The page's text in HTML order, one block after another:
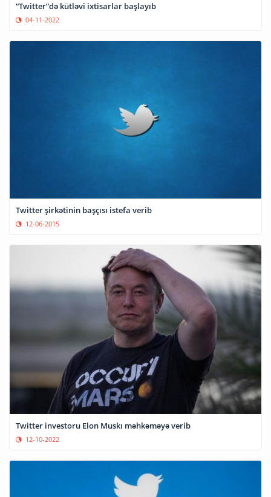
“Twitter”də kütləvi ixtisarlar başlayıb
04-11-2022
Twitter şirkətinin başçısı istefa verib
12-06-2015
Twitter investoru Elon Muskı məhkəməyə verib
12-10-2022